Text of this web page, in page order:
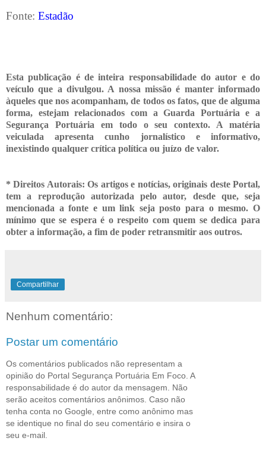
Fonte: Estadão
Esta publicação é de inteira responsabilidade do autor e do
veículo que a divulgou. A nossa missão é manter informado
àqueles que nos acompanham, de todos os fatos, que de alguma
forma, estejam relacionados com a Guarda Portuária e a
Segurança Portuária em todo o seu contexto. A matéria
veiculada apresenta cunho jornalístico e informativo,
inexistindo qualquer críticapolítica ou juízo de valor.
* Direitos Autorais: Os artigos e notícias, originais deste Portal,
tem a reprodução autorizada pelo autor, desde que, seja
mencionada a fonte e um link seja posto para o mesmo. O
mínimo que se espera é o respeito com quem se dedica para
obter a informação, a fim de poder retransmitir aos outros.
Compartilhar
Nenhum comentário:
Postar um comentário
Os comentários publicados não representam a
opinião do Portal Segurança Portuária Em Foco. A
responsabilidade é do autor da mensagem. Não
serão aceitos comentários anônimos. Caso não
tenha conta no Google, entre como anônimo mas
se identique no final do seu comentário e insira o
seu e-mail.